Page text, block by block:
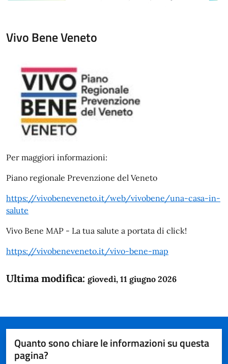
Vivo Bene Veneto
Per maggiori informazioni:
Piano regionale Prevenzione del Veneto
https://vivobeneveneto.it/web/vivobene/una-casa-in-
salute
Vivo Bene MAP - La tua salute a portata di click!
https://vivobeneveneto.it/vivo-bene-map
Ultima modifica: giovedì, 11 giugno 2026
Quanto sono chiare le informazioni su questa
pagina?